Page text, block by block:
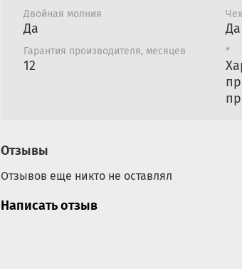
Двойная молния
Да Да
Гарантия производителя, месяцев
12
*
Отзывы
Отзывов еще никто не оставлял
Написать отзыв